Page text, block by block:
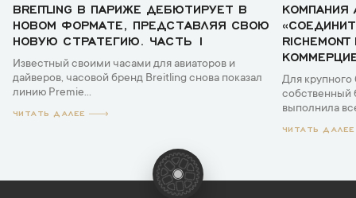
BREITLING В ПАРИЖЕ ДЕБЮТИРУЕТ В
НОВОМ ФОРМАТЕ, ПРЕДСТАВЛЯЯ СВОЮ
НОВУЮ СТРАТЕГИЮ. ЧАСТЬ 1
Известный своими часами для авиаторов и
дайверов, часовой бренд Breitling снова показал
линию Premie...
ЧИТАТЬ ДАЛЕЕ
КОМПАНИЯ
Для
собственный
выполнила
ЧИТАТЬ ДАЛЕЕ